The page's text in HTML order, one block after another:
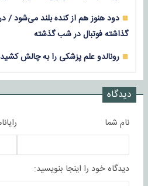
دود هنوز هم از کنده بلند می‌شود
گذاشته فوتبال در شب گذشته
رونالدو علم پزشکی را به چالش
دیدگاه
نام شما
دیدگاه خود را اینجا بنویسید: